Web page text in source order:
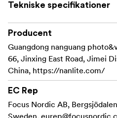
Tekniske specifikationer
Producent
Guangdong nanguang
66, Jinxing East Road, Jimei
China, https://nanlite.com/
EC Rep
Focus Nordic AB,